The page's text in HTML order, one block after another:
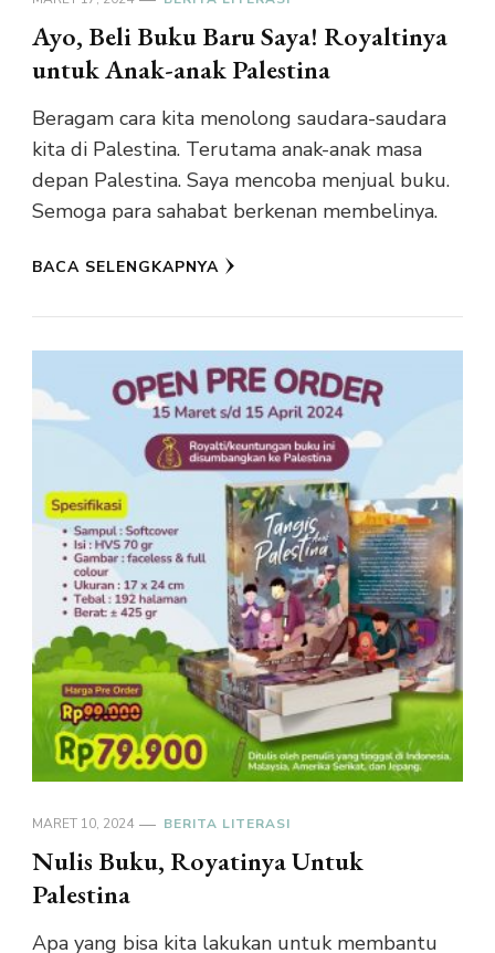
Ayo, Beli Buku Baru Saya! Royaltinya
untuk Anak-anak Palestina
Beragam cara kita menolong saudara-saudara
kita di Palestina. Terutama anak-anak masa
depan Palestina. Saya mencoba menjual buku.
Semoga para sahabat berkenan membelinya.
BACA SELENGKAPNYA
MARET 10, 2024 BERITA LITERASI
Nulis Buku, Royatinya Untuk
Palestina
Apa yang bisa kita lakukan untuk membantu